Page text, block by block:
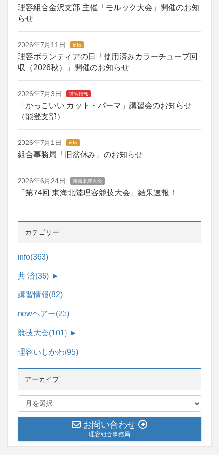
理容組合金沢支部 主催「モルック大会」開催のお知
らせ
2026年7月11日 info
理容ボランティアの日「使用済みカラーチューブ回
収（2026秋）」開催のお知らせ
2026年7月3日 講習情報
「かっこいい カット・パーマ」講習会のお知らせ
（能登支部）
2026年7月1日 info
組合事務局「旧盆休み」のお知らせ
2026年6月24日 東海北陸大会
「第74回 東海北陸理容競技大会」結果速報！
カテゴリー
info(363)
共 済(36) ►
講習情報(82)
newヘアー(23)
競技大会(101) ►
理容いしかわ(95)
アーカイブ
お問い合わせ
理容組合事務局